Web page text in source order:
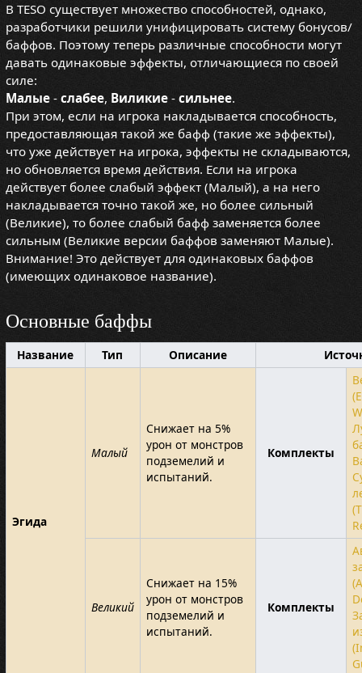
В TESO существует множество способностей, однако,
разработчики решили унифицировать систему бонусов/
баффов. Поэтому теперь различные способности могут
давать одинаковые эффекты, отличающиеся по своей
силе:
Малые- слабее, Виликие- сильнее.
При этом, если на игрока накладывается способность,
предоставляющая такой же бафф (такие же эффекты),
что уже действует на игрока, эффекты не складываются,
но обновляется время действия. Если на игрока
действует более слабый эффект (Малый), а на него
накладывается точно такой же, но более сильный
(Великие), то более слабый бафф заменяется более
сильным (Великие версии баффов заменяют Малые).
Внимание! Это действует для одинаковых баффов
(имеющих одинаковое название).
Основные баффы
Название Тип Описание
Эгида
Малый
Снижает на 5%
урон от монстров
подземелий и
испытаний.
Комплекты
Великий
Снижает на 15%
урон от монстров
подземелий и
испытаний.
Комплекты